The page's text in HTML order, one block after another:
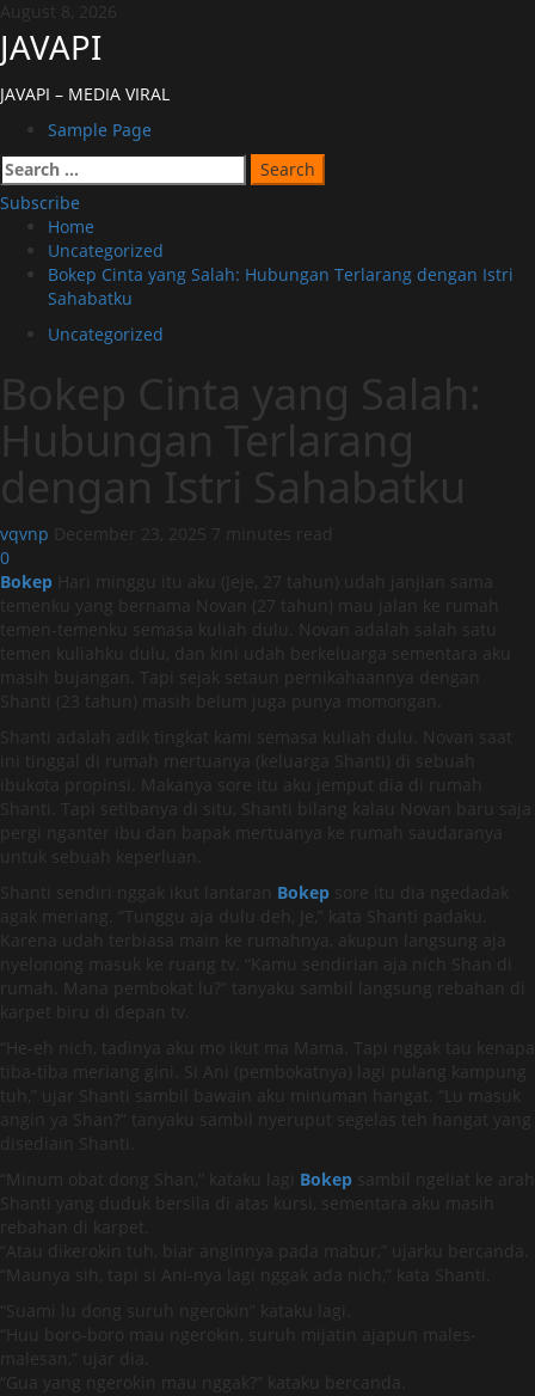
Skip
to
content
August 8, 2026
JAVAPI
JAVAPI – MEDIA VIRAL
Primary
Menu
Sample Page
Search
for:
Subscribe
Home
Uncategorized
Bokep Cinta yang Salah: Hubungan Terlarang dengan Istri
Sahabatku
Uncategorized
Bokep Cinta yang Salah:
Hubungan Terlarang
dengan Istri Sahabatku
vqvnp December 23, 2025 7 minutes read
0
Bokep Hari minggu itu aku (Jeje, 27 tahun) udah janjian sama
temenku yang bernama Novan (27 tahun) mau jalan ke rumah
temen-temenku semasa kuliah dulu. Novan adalah salah satu
temen kuliahku dulu, dan kini udah berkeluarga sementara aku
masih bujangan. Tapi sejak setaun pernikahaannya dengan
Shanti (23 tahun) masih belum juga punya momongan.
Shanti adalah adik tingkat kami semasa kuliah dulu. Novan saat
ini tinggal di rumah mertuanya (keluarga Shanti) di sebuah
ibukota propinsi. Makanya sore itu aku jemput dia di rumah
Shanti. Tapi setibanya di situ, Shanti bilang kalau Novan baru saja
pergi nganter ibu dan bapak mertuanya ke rumah saudaranya
untuk sebuah keperluan.
Shanti sendiri nggak ikut lantaran Bokep sore itu dia ngedadak
agak meriang. “Tunggu aja dulu deh, Je,” kata Shanti padaku.
Karena udah terbiasa main ke rumahnya, akupun langsung aja
nyelonong masuk ke ruang tv. “Kamu sendirian aja nich Shan di
rumah. Mana pembokat lu?” tanyaku sambil langsung rebahan di
karpet biru di depan tv.
“He-eh nich, tadinya aku mo ikut ma Mama. Tapi nggak tau kenapa
tiba-tiba meriang gini. Si Ani (pembokatnya) lagi pulang kampung
tuh,” ujar Shanti sambil bawain aku minuman hangat. “Lu masuk
angin ya Shan?” tanyaku sambil nyeruput segelas teh hangat yang
disediain Shanti.
“Minum obat dong Shan,” kataku lagi Bokep sambil ngeliat ke arah
Shanti yang duduk bersila di atas kursi, sementara aku masih
rebahan di karpet.
“Atau dikerokin tuh, biar anginnya pada mabur,” ujarku bercanda.
“Maunya sih, tapi si Ani-nya lagi nggak ada nich,” kata Shanti.
“Suami lu dong suruh ngerokin” kataku lagi.
“Huu boro-boro mau ngerokin, suruh mijatin ajapun males-
malesan,” ujar dia.
“Gua yang ngerokin mau nggak?” kataku bercanda.